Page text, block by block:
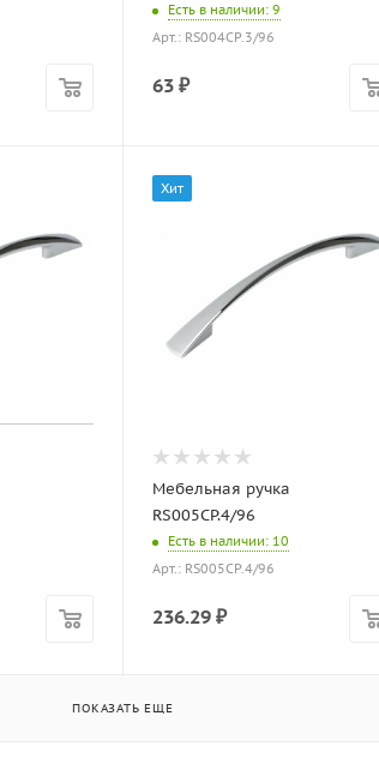
Есть в наличии: 9
Арт.: RS004CP.3/96
63 ₽
Хит
Мебельная ручка
RS005CP.4/96
Есть в наличии: 10
Арт.: RS005CP.4/96
236.29 ₽
ПОКАЗАТЬ ЕЩЕ